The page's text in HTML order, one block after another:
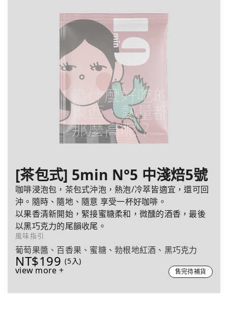
[茶包式] 5min N°5 中淺焙5號
咖啡浸泡包，茶包式沖泡，熱泡/冷萃皆適宜，還可回
沖。隨時、隨地、隨意 享受一杯好咖啡。
以果香清新開始，緊接蜜糖柔和，微醺的酒香，最後
以黑巧克力的尾韻收尾。
風味指引
葡萄果醬、百香果、蜜糖、勃根地紅酒、黑巧克力
NT$199 (5入)
view more + 售完待補貨